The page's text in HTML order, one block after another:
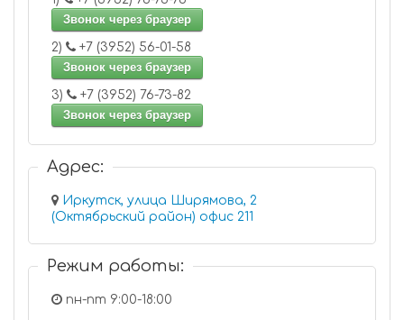
Звонок через браузер
2)
+7 (3952) 56-01-58
Звонок через браузер
3)
+7 (3952) 76-73-82
Звонок через браузер
Адрес:
Иркутск, улица Ширямова, 2
(Октябрьский район) офис 211
Режим работы:
пн-пт 9:00-18:00